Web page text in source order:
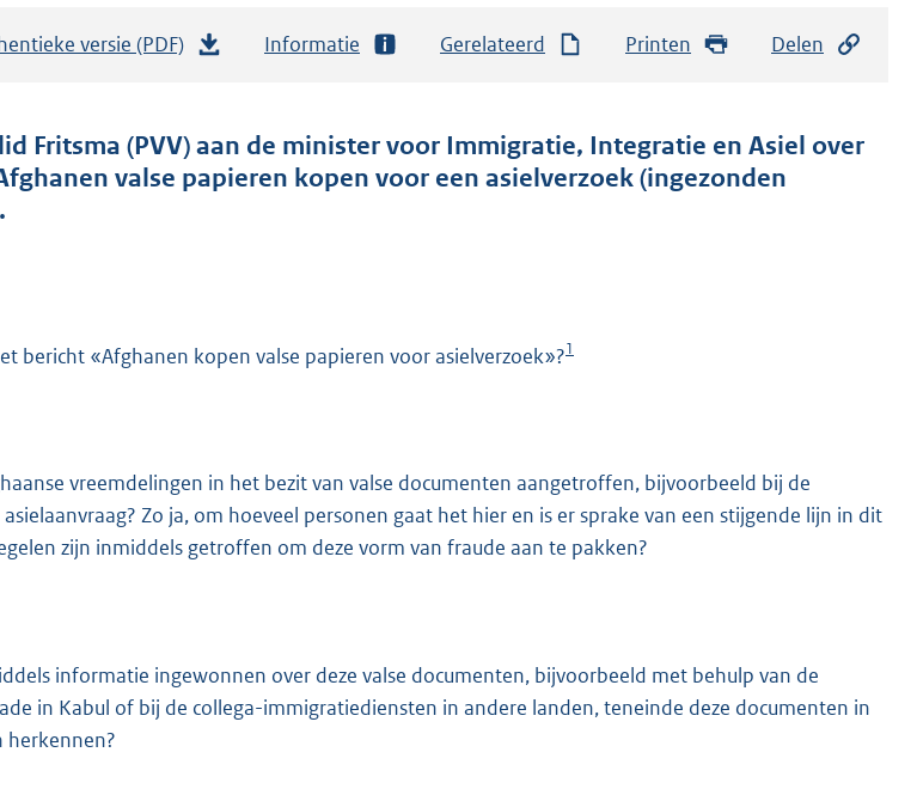
versie (PDF)
t
a
o
e
:
3
Informatie Gerelateerd Printen Delen
Fritsma (PVV) aan de minister voor Immigratie, Integratie en Asiel over
valse papieren kopen voor een asielverzoek (ingezonden
bericht «Afghanen kopen valse papieren voor asielverzoek»?1
vreemdelingen in het bezit van valse documenten aangetroffen, bijvoorbeeld bij de
Zo ja, om hoeveel personen gaat het hier en is er sprake van een stijgende lijn in dit
zijn inmiddels getroffen om deze vorm van fraude aan te pakken?
informatie ingewonnen over deze valse documenten, bijvoorbeeld met behulp van de
in Kabul of bij de collega-immigratiediensten in andere landen, teneinde deze documenten in
herkennen?